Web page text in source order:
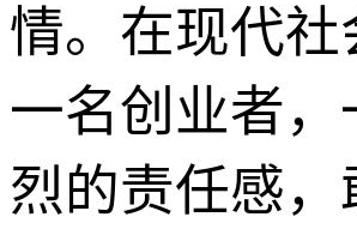
情。在现代
一名创业者
烈的责任感